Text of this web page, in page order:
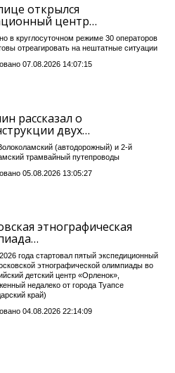
открылся
центр…
в круглосуточном режиме 30 операторов
отреагировать на нештатные ситуации
07.08.2026 14:07:15
рассказал о
двух…
(автодорожный) и 2-й
трамвайный путепроводы
05.08.2026 13:05:27
этнографическая
года стартовал пятый экспедиционный
этнографической олимпиады во
детский центр «Орленок»,
недалеко от города Туапсе
край)
04.08.2026 22:14:09